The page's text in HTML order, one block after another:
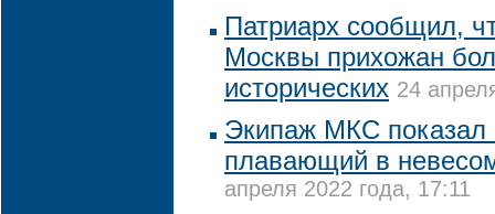
Патриарх сообщил,
Москвы прихожан
исторических 24
Экипаж МКС показал
плавающий в
апреля 2022 года, 17:11